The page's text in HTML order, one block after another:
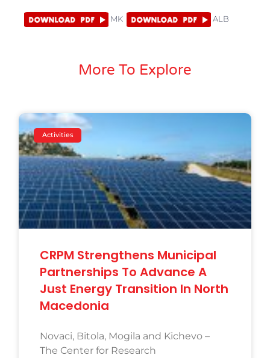
MK ALB
More To Explore
Activities
CRPM Strengthens Municipal
Partnerships To Advance A
Just Energy Transition In North
Macedonia
Novaci, Bitola, Mogila and Kichevo –
The Center for Research